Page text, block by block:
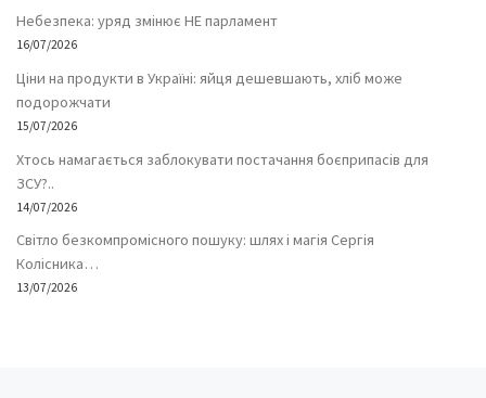
Небезпека: уряд змінює НЕ парламент
16/07/2026
Ціни на продукти в Україні: яйця дешевшають, хліб може
подорожчати
15/07/2026
Хтось намагається заблокувати постачання боєприпасів для
ЗСУ?..
14/07/2026
Світло безкомпромісного пошуку: шлях і магія Сергія
Колісника…
13/07/2026